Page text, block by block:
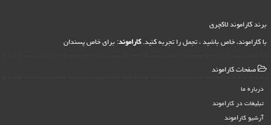
برند کاراموند لاکچری
با کاراموند، خاص باشید ، تجمل را تجربه کنید.کاراموند: برای خاص پسندان
صفحات كاراموند
درباره ما
تبلیغات در كاراموند
آرشیو كاراموند